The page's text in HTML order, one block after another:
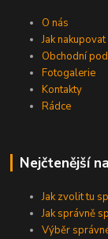
O nás
Jak nakupovat
Obchodní
Fotogalerie
Kontakty
Rádce
Nejčtenější
Jak zvolit tu
Jak správně
Výběr